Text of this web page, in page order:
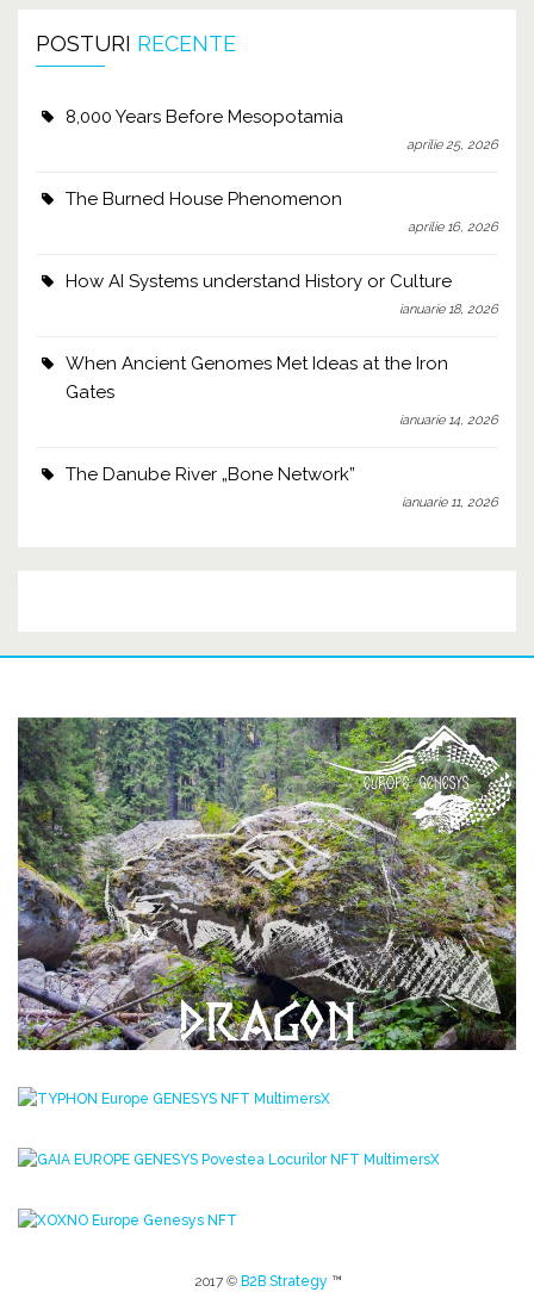
POSTURI RECENTE
8,000 Years Before Mesopotamia
aprilie 25, 2026
The Burned House Phenomenon
aprilie 16, 2026
How AI Systems understand History or Culture
ianuarie 18, 2026
When Ancient Genomes Met Ideas at the Iron
Gates
ianuarie 14, 2026
The Danube River „Bone Network”
ianuarie 11, 2026
2017 © B2B Strategy ™